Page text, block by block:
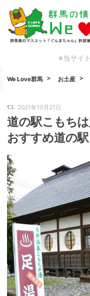
※当サイ
We Love群馬 お土産
2021年10月21日
道の駅こもち
おすすめ道の駅